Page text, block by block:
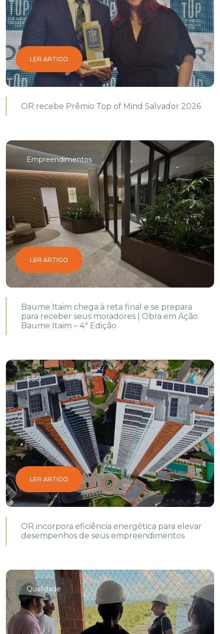
LER ARTIGO
OR recebe Prêmio Top of Mind Salvador 2026
Empreendimentos
LER ARTIGO
Baume Itaim chega à reta final e se prepara
para receber seus moradores | Obra em Ação
Baume Itaim – 4ª Edição
ESG
LER ARTIGO
OR incorpora eficiência energética para elevar
desempenhos de seus empreendimentos
Qualidade